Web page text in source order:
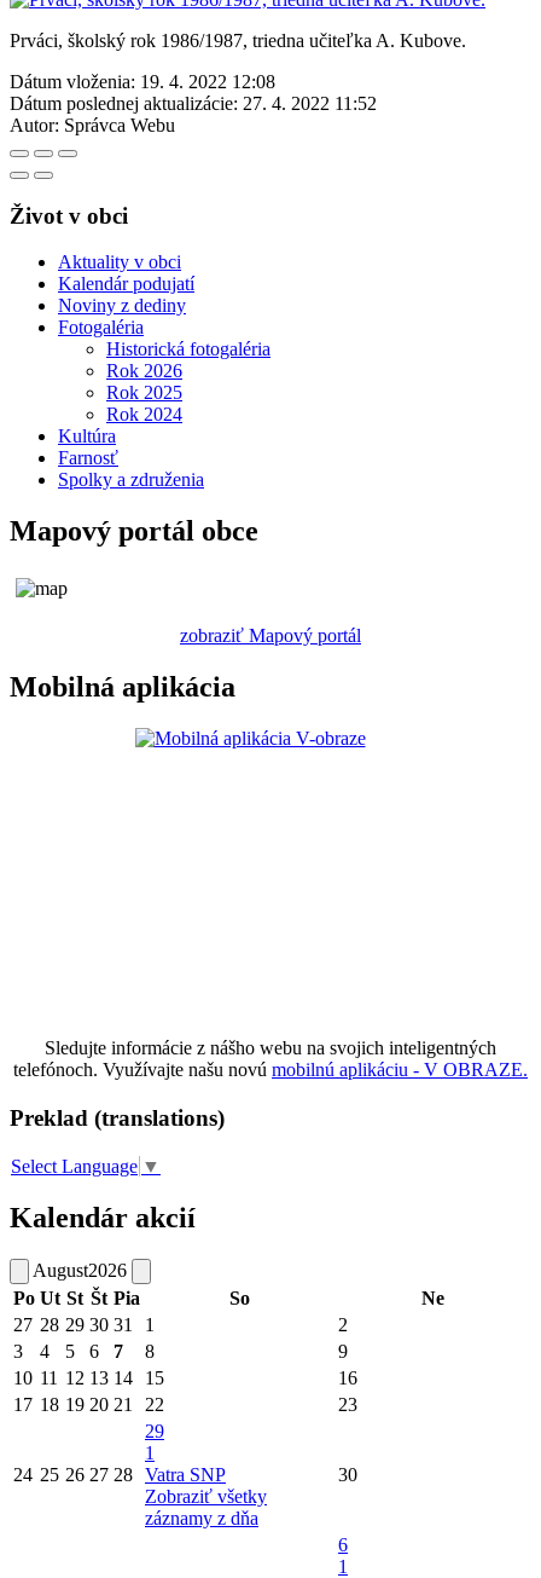
Prváci, školský rok 1986/1987, triedna učiteľka A. Kubove.
Dátum vloženia: 19. 4. 2022 12:08
Dátum poslednej aktualizácie: 27. 4. 2022 11:52
Autor: Správca Webu
Život v obci
Aktuality v obci
Kalendár podujatí
Noviny z dediny
Fotogaléria
Historická fotogaléria
Rok 2026
Rok 2025
Rok 2024
Kultúra
Farnosť
Spolky a združenia
Mapový portál obce
zobraziť Mapový portál
Mobilná aplikácia
Sledujte informácie z nášho webu na svojich inteligentných
telefónoch. Využívajte našu novú mobilnú aplikáciu - V OBRAZE.
Preklad (translations)
Select Language ▼
Kalendár akcií
August2026
Po Ut St Št Pia So
Ne
27 28 29 30 31 1
2
3
4 5 6 7 8
9
10 11 12 13 14 15
16
17 18 19 20 21 22 23
24 25 26 27 28
29
1
Vatra SNP
Zobraziť všetky
záznamy z dňa
30
6
1